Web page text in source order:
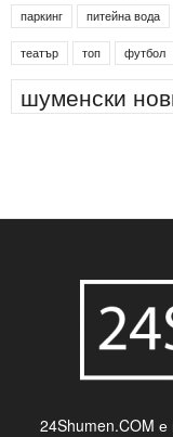
паркинг питейна вода
театър топ футбол
шуменски
24Shumen.COM